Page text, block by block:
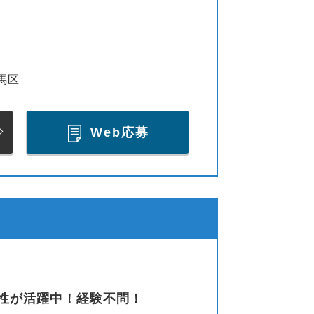
区
Web応募
が活躍中！経験不問！